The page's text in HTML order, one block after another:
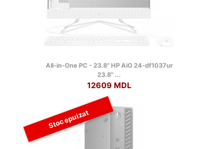
All-in-One PC - 23.8" HP AiO 24-df1037ur
23.8" ...
12609 MDL
Stoc epuizat